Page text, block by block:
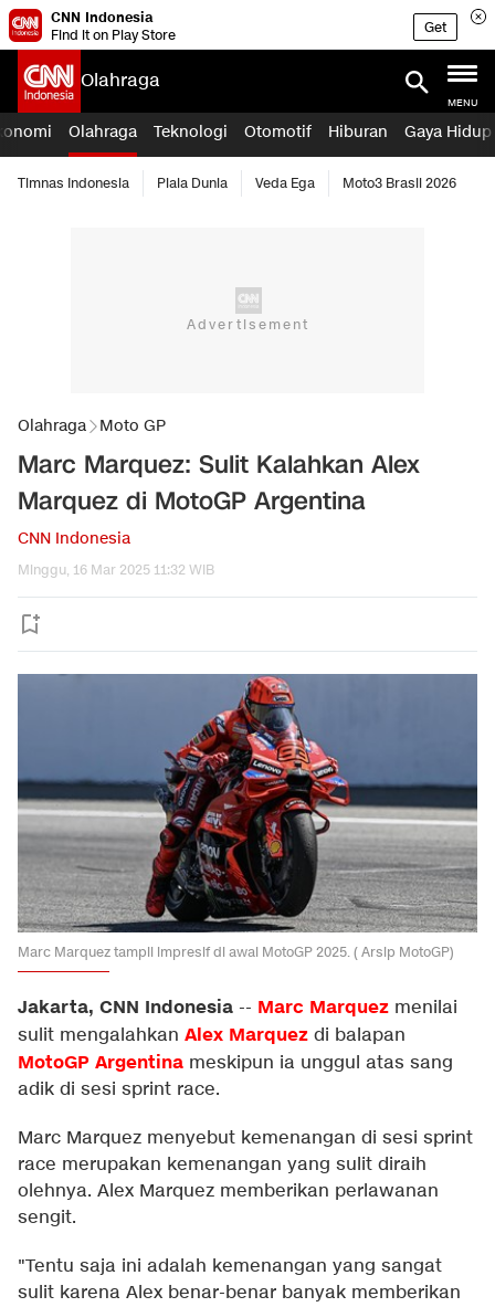
CNN Indonesia
Find it on Play Store
Get
Olahraga
MENU
Olahraga Teknologi Otomotif Hiburan Gaya Hidup
Timnas Indonesia Piala Dunia Veda Ega Moto3 Brasil 2026
Olahraga Moto GP
Marc Marquez: Sulit Kalahkan Alex
Marquez di MotoGP Argentina
CNN Indonesia
Minggu, 16 Mar 2025 11:32 WIB
Marc Marquez tampil impresif di awal MotoGP 2025. ( Arsip MotoGP)
Jakarta, CNN Indonesia -- Marc Marquez menilai
sulit mengalahkan Alex Marquez di balapan
MotoGP Argentina meskipun ia unggul atas sang
adik di sesi sprint race.
Marc Marquez menyebut kemenangan di sesi sprint
race merupakan kemenangan yang sulit diraih
olehnya. Alex Marquez memberikan perlawanan
sengit.
"Tentu saja ini adalah kemenangan yang sangat
sulit karena Alex benar-benar banyak memberikan